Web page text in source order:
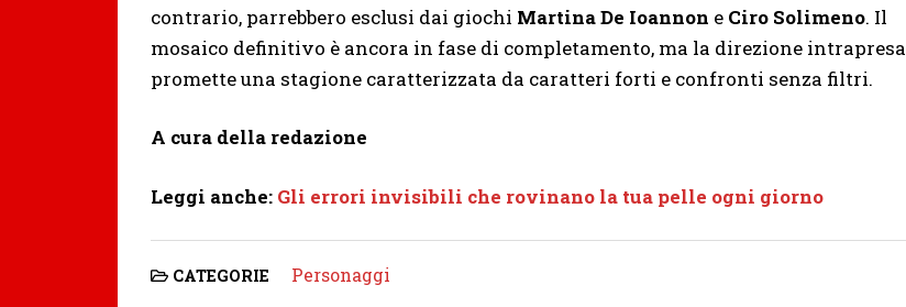
contrario, parrebbero esclusi dai giochi Martina De Ioannon e Ciro Solimeno. Il
mosaico definitivo è ancora in fase di completamento, ma la direzione intrapresa
promette una stagione caratterizzata da caratteri forti e confronti senza filtri.
A cura della redazione
Leggi anche: Gli errori invisibili che rovinano la tua pelle ogni giorno
CATEGORIE Personaggi